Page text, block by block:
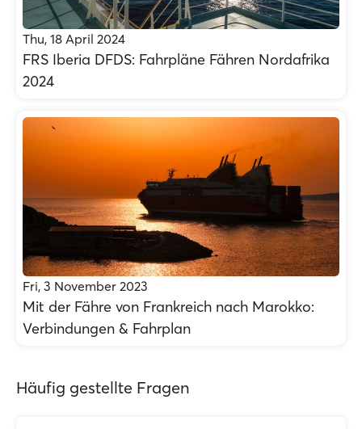
Thu, 18 April 2024
FRS Iberia DFDS: Fahrpläne Fähren Nordafrika
2024
Fri, 3 November 2023
Mit der Fähre von Frankreich nach Marokko:
Verbindungen & Fahrplan
Häufig gestellte Fragen